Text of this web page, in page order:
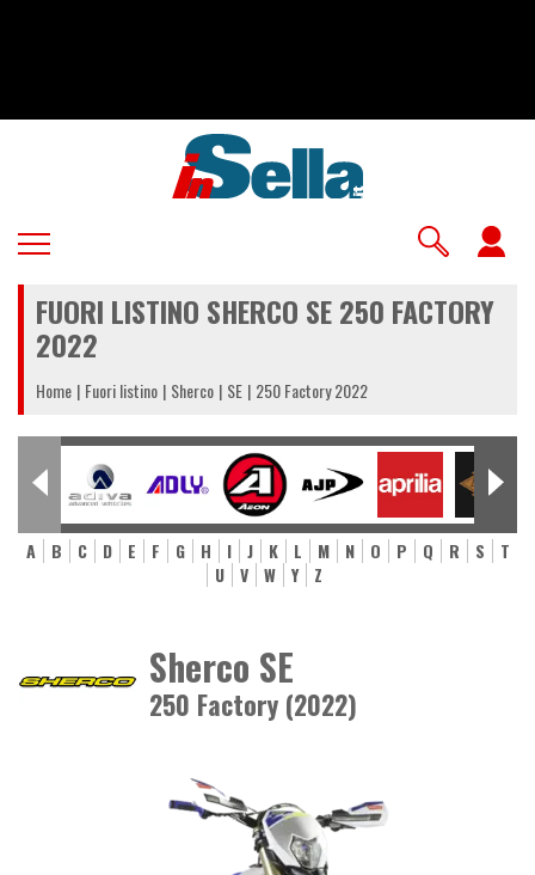
FUORI LISTINO SHERCO SE 250 FACTORY
2022
Home Fuori listino Sherco SE 250 Factory 2022
A B C D E F G H I J K L M N O P Q R S
T
U
V W Y Z
Sherco SE
250 Factory (2022)